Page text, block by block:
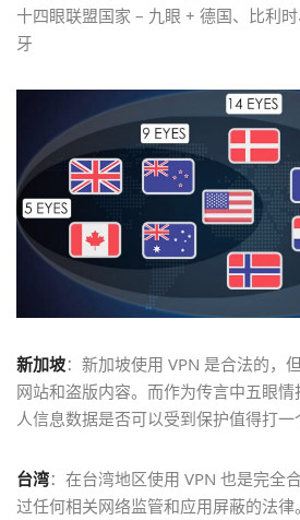
十四眼联盟国家 – 九眼 + 德国、比利
牙
新加坡：新加坡使用 VPN 是合法的，
网站和盗版内容。而作为传言中五眼
人信息数据是否可以受到保护值得打一
台湾：在台湾地区使用 VPN 也是完全
过任何相关网络监管和应用屏蔽的法